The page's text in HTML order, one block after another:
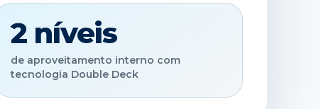
2 níveis
de aproveitamento interno com
tecnologia Double Deck